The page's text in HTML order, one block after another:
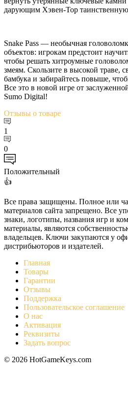
дарующим Хэвен-Тор таинственную
Snake Pass — необычная
объектов: игрокам предстоит
чтобы решать хитроумные
змеям. Скользите в высокой траве,
бамбука и забирайтесь повыше,
Все это в новой игре от
Sumo Digital!
Отзывы о товаре
1
0
Положительный
👍
Все права защищены. Полное или
материалов сайта запрещено. Все
знаки, логотипы, названия игр и
материалы, являются
владельцев. Ключи закупаются у
дистрибьюторов и издателей.
Главная
Товары
Гарантии
Отзывы
Поддержка
Пользовательское соглашение
О нас
Активация
Реквизиты
Задать вопрос
© 2026 HotGameKeys.com